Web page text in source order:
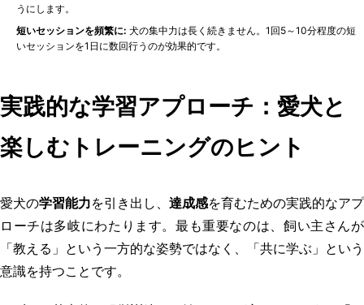
うにします。
短いセッションを頻繁に: 犬の集中力は長く続きません。1回5～10分程度の短
いセッションを1日に数回行うのが効果的です。
実践的な学習アプローチ：愛犬と
楽しむトレーニングのヒント
愛犬の学習能力を引き出し、 達成感を育むための実践的なアプ
ローチは多岐にわたります。最も重要なのは、飼い主さんが
「教える」という一方的な姿勢ではなく、「共に学ぶ」という
意識を持つことです。